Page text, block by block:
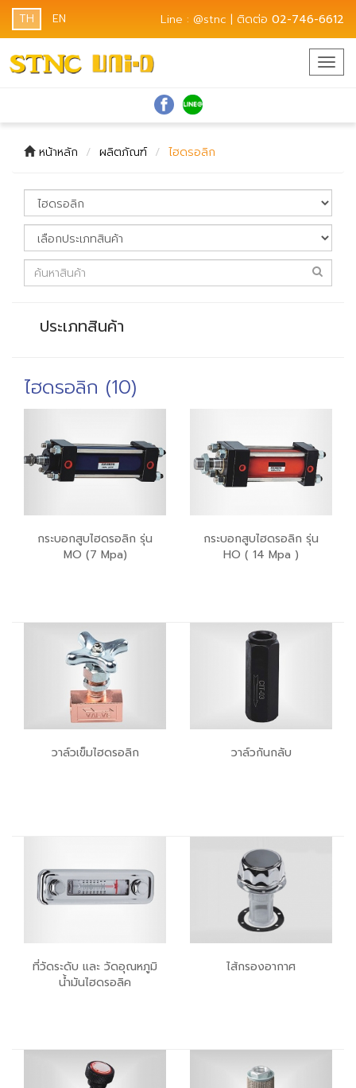
TH EN Line : @stnc | ติดต่อ 02-746-6612
หน้าหลัก ผลิตภัณฑ์ ไฮดรอลิก
ประเภทสินค้า
ไฮดรอลิก (10)
กระบอกสูบไฮดรอลิก รุ่น
MO (7 Mpa)
กระบอกสูบไฮดรอลิก รุ่น
HO ( 14 Mpa )
วาล์วเข็มไฮดรอลิก วาล์วกันกลับ
ที่วัดระดับ และ วัดอุณหภูมิ
น้ำมันไฮดรอลิค
ไส้กรองอากาศ